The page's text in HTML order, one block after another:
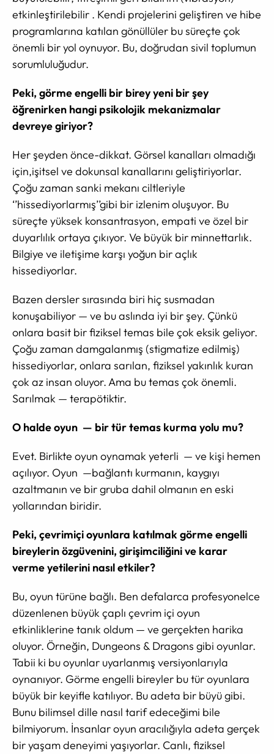
etkinleştirilebilir . Kendi projelerini geliştiren ve hibe
programlarına katılan gönüllüler bu süreçte çok
önemli bir yol oynuyor. Bu, doğrudan sivil toplumun
sorumluluğudur.
Peki, görme engelli bir birey yeni bir şey
öğrenirken hangi psikolojik mekanizmalar
devreye giriyor?
Her şeyden önce-dikkat. Görsel kanalları olmadığı
için,işitsel ve dokunsal kanallarını geliştiriyorlar.
Çoğu zaman sanki mekanı ciltleriyle
‘’hissediyorlarmış’’gibi bir izlenim oluşuyor. Bu
süreçte yüksek konsantrasyon, empati ve özel bir
duyarlılık ortaya çıkıyor. Ve büyük bir minnettarlık.
Bilgiye ve iletişime karşı yoğun bir açlık
hissediyorlar.
Bazen dersler sırasında biri hiç susmadan
konuşabiliyor — ve bu aslında iyi bir şey. Çünkü
onlara basit bir fiziksel temas bile çok eksik geliyor.
Çoğu zaman damgalanmış (stigmatize edilmiş)
hissediyorlar, onlara sarılan, fiziksel yakınlık kuran
çok az insan oluyor. Ama bu temas çok önemli.
Sarılmak — terapötiktir.
O halde oyun — bir tür temas kurma yolu mu?
Evet. Birlikte oyun oynamak yeterli — ve kişi hemen
açılıyor. Oyun —bağlantı kurmanın, kaygıyı
azaltmanın ve bir gruba dahil olmanın en eski
yollarından biridir.
Peki, çevrimiçi oyunlara katılmak görme engelli
bireylerin özgüvenini, girişimciliğini ve karar
verme yetilerini nasıl etkiler?
Bu, oyun türüne bağlı. Ben defalarca profesyonelce
düzenlenen büyük çaplı çevrim içi oyun
etkinliklerine tanık oldum — ve gerçekten harika
oluyor. Örneğin, Dungeons & Dragons gibi oyunlar.
Tabii ki bu oyunlar uyarlanmış versiyonlarıyla
oynanıyor. Görme engelli bireyler bu tür oyunlara
büyük bir keyifle katılıyor. Bu adeta bir büyü gibi.
Bunu bilimsel dille nasıl tarif edeceğimi bile
bilmiyorum. İnsanlar oyun aracılığıyla adeta gerçek
bir yaşam deneyimi yaşıyorlar. Canlı, fiziksel